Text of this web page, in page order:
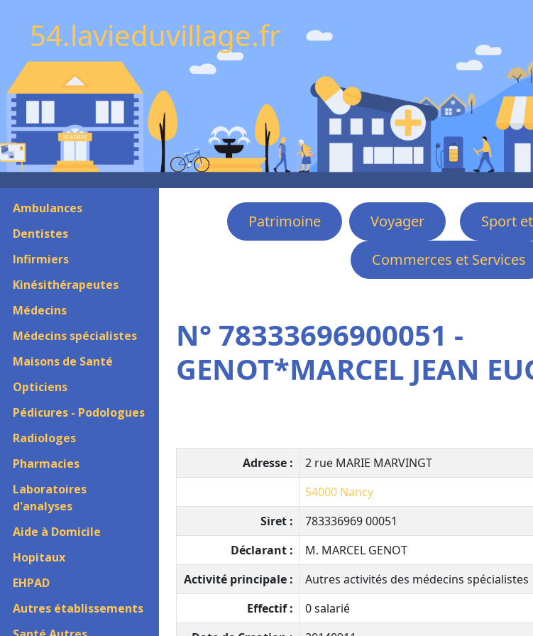
54.lavieduvillage.fr
Ambulances
Dentistes
Infirmiers
Kinésithérapeutes
Médecins
Médecins spécialistes
Maisons de Santé
Opticiens
Pédicures - Podologues
Radiologes
Pharmacies
Laboratoires
d'analyses
Aide à Domicile
Hopitaux
EHPAD
Autres établissements
Patrimoine Voyager Sport
Commerces et Services
N° 78333696900051 -
GENOT*MARCEL JEAN
Adresse :
2 rue MARIE MARVINGT
54000 Nancy
Siret :
783336969 00051
Déclarant :
M. MARCEL GENOT
Activité principale :
Autres activités des médecins spécialistes
Effectif :
0 salarié